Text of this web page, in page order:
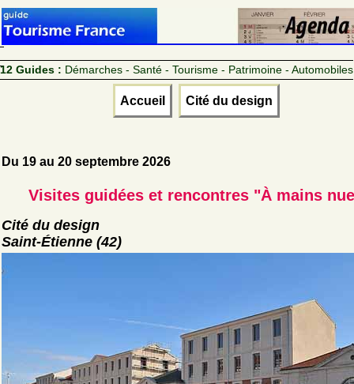
12 Guides : Démarches - Santé - Tourisme - Patrimoine - Automobiles
Accueil Cité du design
Du 19 au 20 septembre 2026
Visites guidées et rencontres "À mains
Cité du design
Saint-Étienne (42)